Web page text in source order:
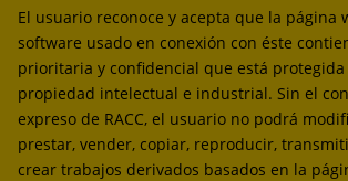
El usuario reconoce y acepta que la página
software usado en conexión con éste
prioritaria y confidencial que está protegida
propiedad intelectual e industrial. Sin el
expreso de RACC, el usuario no podrá
prestar, vender, copiar, reproducir,
crear trabajos derivados basados en la